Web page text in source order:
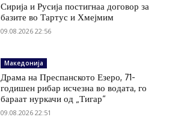
Сирија и Русија постигнаа договор за
базите во Тартус и Хмејмим
09.08.2026 22:56
Македонија
Драма на Преспанското Езеро, 71-
годишен рибар исчезна во водата, го
бараат нуркачи од „Тигар“
09.08.2026 22:51